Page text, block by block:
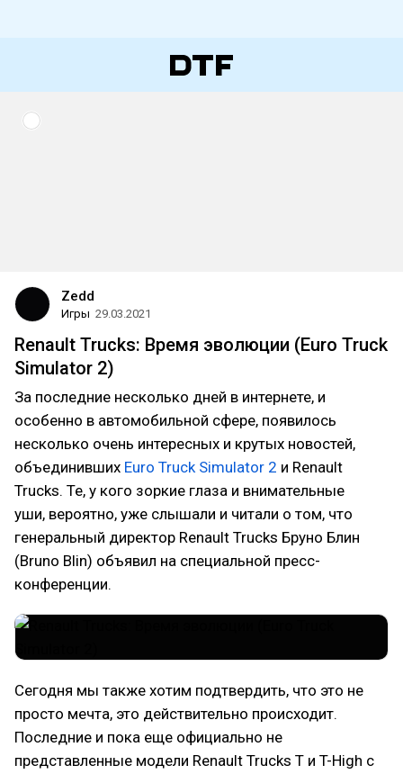
Zedd
Игры 29.03.2021
Renault Trucks: Время эволюции (Euro Truck
Simulator 2)
За последние несколько дней в интернете, и
особенно в автомобильной сфере, появилось
несколько очень интересных и крутых новостей,
объединивших Euro Truck Simulator 2 и Renault
Trucks. Те, у кого зоркие глаза и внимательные
уши, вероятно, уже слышали и читали о том, что
генеральный директор Renault Trucks Бруно Блин
(Bruno Blin) объявил на специальной пресс-
конференции.
Сегодня мы также хотим подтвердить, что это не
просто мечта, это действительно происходит.
Последние и пока еще официально не
представленные модели Renault Trucks T и T-High с